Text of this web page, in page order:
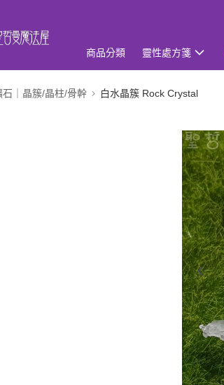
商品分類 靈性處方箋
石｜晶簇/晶柱/骨幹 白水晶簇 Rock Crystal